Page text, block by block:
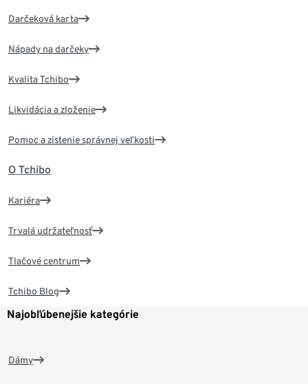
Darčeková karta
Nápady na darčeky
Kvalita Tchibo
Likvidácia a zloženie
Pomoc a zistenie správnej veľkosti
O Tchibo
Kariéra
Trvalá udržateľnosť
Tlačové centrum
Tchibo Blog
Najobľúbenejšie kategórie
Dámy